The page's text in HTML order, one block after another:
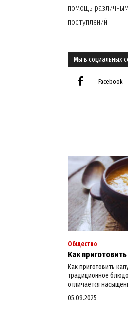
помощь
поступлений.
Мы в социальных
Facebook
Общество
Как приготовить
Как приготовить
традиционное
отличается
05.09.2025